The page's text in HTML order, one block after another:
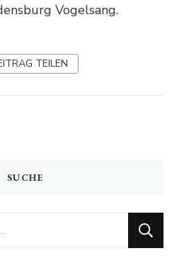
Vogelsang.
TEILEN
SUCHE